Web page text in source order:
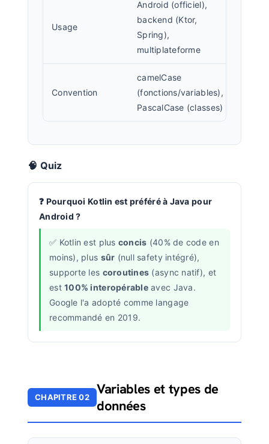
Usage
Android (officiel),
backend (Ktor,
Spring),
multiplateforme
Convention
camelCase
(fonctions/variables),
PascalCase (classes)
🧠 Quiz
Pourquoi Kotlin est préféré à Java pour
Android ?
Kotlin est plus concis (40% de code en
moins), plus sûr (null safety intégré),
supporte les coroutines (async natif), et
est100% interopérableavec Java.
Google l'a adopté comme langage
recommandé en 2019.
CHAPITRE 02
Variables et types de
données